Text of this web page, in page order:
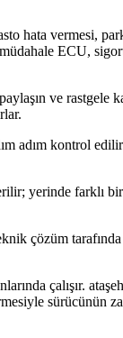
hata vermesi, park
ECU,
ve
adım kontrol
yerinde farklı bir
çözüm
çalışır.
sürücünün